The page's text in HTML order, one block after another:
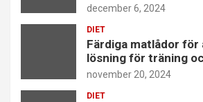
december 6, 2024
DIET
Färdiga matlådor för
lösning för träning
november 20, 2024
DIET